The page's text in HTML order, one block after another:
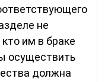
не
кто им в браке
осуществить
должна